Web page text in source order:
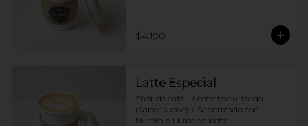
$4.190
Latte Especial
Shot de café + Leche texturizada
(Sabor suave) + Saborizada con
Nutella o Dulce de leche